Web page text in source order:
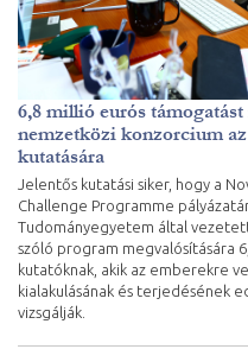
6,8 millió eurós
nemzetközi konzorcium
kutatására
Jelentős kutatási siker, hogy a
Challenge Programme
Tudományegyetem által
szóló program megvalósítására
kutatóknak, akik az emberekre
kialakulásának és terjedésének
vizsgálják.